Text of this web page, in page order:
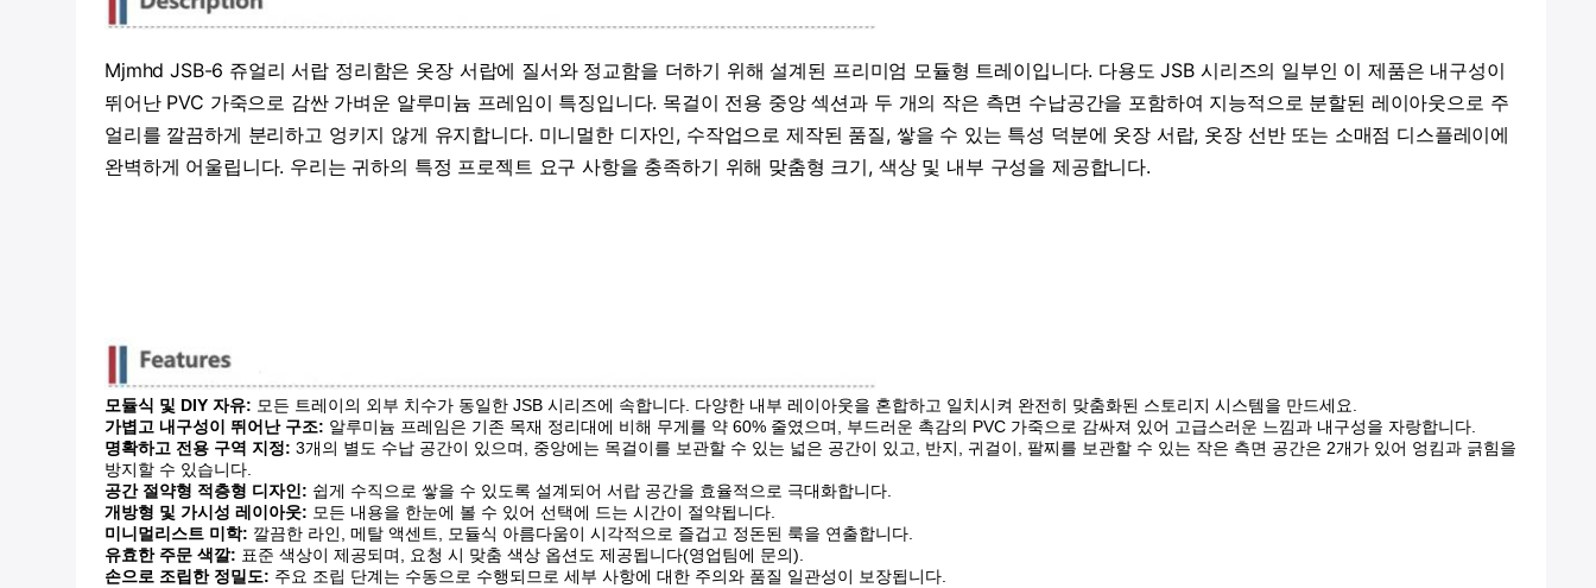
Mjmhd JSB-6 쥬얼리 서랍 정리함은 옷장 서랍에 질서와 정교함을 더하기 위해 설계된 프리미엄 모듈형 트레이입니다. 다용도 JSB 시리즈의 일부인 이 제품은 내구성이
뛰어난 PVC 가죽으로 감싼 가벼운 알루미늄 프레임이 특징입니다. 목걸이 전용 중앙 섹션과 두 개의 작은 측면 수납공간을 포함하여 지능적으로 분할된 레이아웃으로 주
얼리를 깔끔하게 분리하고 엉키지 않게 유지합니다. 미니멀한 디자인, 수작업으로 제작된 품질, 쌓을 수 있는 특성 덕분에 옷장 서랍, 옷장 선반 또는 소매점 디스플레이에
완벽하게 어울립니다. 우리는 귀하의 특정 프로젝트 요구 사항을 충족하기 위해 맞춤형 크기, 색상 및 내부 구성을 제공합니다.
모듈식 및 DIY 자유: ​ 모든 트레이의 외부 치수가 동일한 JSB 시리즈에 속합니다. 다양한 내부 레이아웃을 혼합하고 일치시켜 완전히 맞춤화된 스토리지 시스템을 만드세요.
가볍고 내구성이 뛰어난 구조: ​ 알루미늄 프레임은 기존 목재 정리대에 비해 무게를 약 60% 줄였으며, 부드러운 촉감의 PVC 가죽으로 감싸져 있어 고급스러운 느낌과 내구성을 자랑합니다.
명확하고 전용 구역 지정: ​ 3개의 별도 수납 공간이 있으며, 중앙에는 목걸이를 보관할 수 있는 넓은 공간이 있고, 반지, 귀걸이, 팔찌를 보관할 수 있는 작은 측면 공간은 2개가 있어 엉킴과 긁힘을
방지할 수 있습니다.
공간 절약형 적층형 디자인: ​ 쉽게 수직으로 쌓을 수 있도록 설계되어 서랍 공간을 효율적으로 극대화합니다.
개방형 및 가시성 레이아웃: ​ 모든 내용을 한눈에 볼 수 있어 선택에 드는 시간이 절약됩니다.
미니멀리스트 미학: ​ 깔끔한 라인, 메탈 액센트, 모듈식 아름다움이 시각적으로 즐겁고 정돈된 룩을 연출합니다.
유효한 주문 색깔: ​ 표준 색상이 제공되며, 요청 시 맞춤 색상 옵션도 제공됩니다(영업팀에 문의).
손으로 조립한 정밀도: ​ 주요 조립 단계는 수동으로 수행되므로 세부 사항에 대한 주의와 품질 일관성이 보장됩니다.